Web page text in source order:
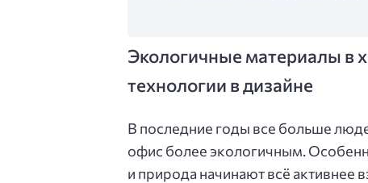
Экологичные материалы в
технологии в дизайне
В последние годы все больше
офис более экологичным.
и природа начинают всё активнее